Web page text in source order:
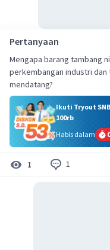
Pertanyaan
Mengapa barang tambang
perkembangan industri
mendatang?
Ikuti Tryout
100rb
Habis dalam
1 1